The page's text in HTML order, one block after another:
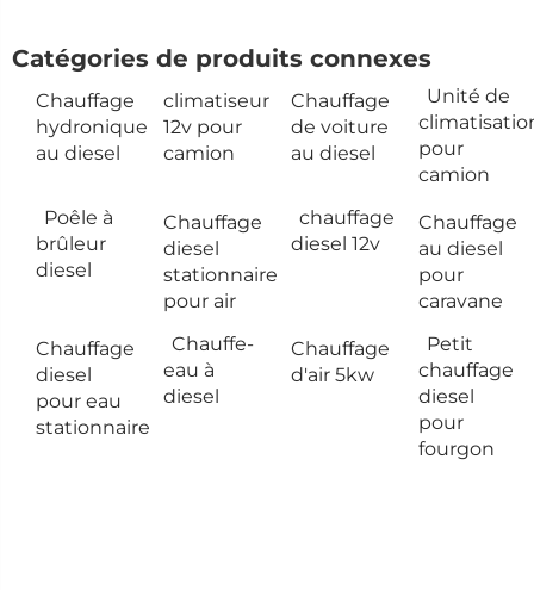
Catégories de produits connexes
Chauffage
hydronique
au diesel
climatiseur
12v pour
camion
Chauffage
de voiture
au diesel
Unité de
pour
camion
Poêle à
brûleur
diesel
Chauffage
diesel
stationnaire
pour air
chauffage
diesel 12v
Chauffage
au diesel
pour
caravane
Chauffage
diesel
pour eau
stationnaire
Chauffe-
eau à
diesel
Chauffage
d'air 5kw
Petit
chauffage
diesel
pour
fourgon